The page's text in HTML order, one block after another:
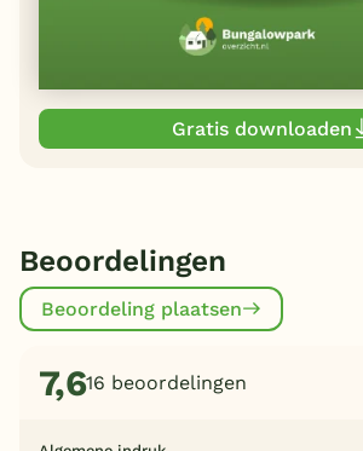
Gratis downloaden
Beoordelingen
Beoordeling plaatsen
7,616 beoordelingen